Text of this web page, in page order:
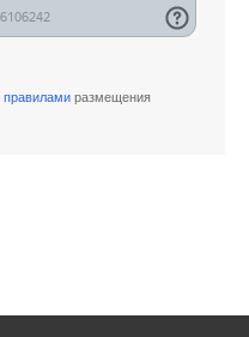
правилами размещения